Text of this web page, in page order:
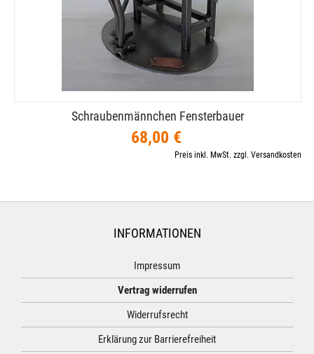
Schraubenmännchen Fensterbauer
68,00 €
Preis inkl. MwSt. zzgl. Versandkosten
INFORMATIONEN
Impressum
Vertrag widerrufen
Widerrufsrecht
Erklärung zur Barrierefreiheit